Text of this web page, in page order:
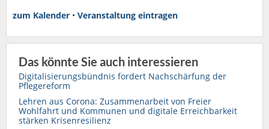
zum Kalender • Veranstaltung eintragen
Das könnte Sie auch interessieren
Digitalisierungsbündnis fordert Nachschärfung der
Pflegereform
Lehren aus Corona: Zusammenarbeit von Freier
Wohlfahrt und Kommunen und digitale Erreichbarkeit
stärken Krisenresilienz